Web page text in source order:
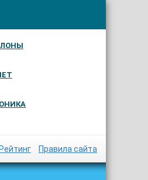
Рейтинг Правила сайта